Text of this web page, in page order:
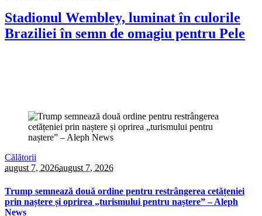
Stadionul Wembley, luminat în culorile
Braziliei în semn de omagiu pentru Pele
Călătorii
august 7, 2026august 7, 2026
Trump semnează două ordine pentru restrângerea cetățeniei
prin naștere și oprirea „turismului pentru naștere” – Aleph
News